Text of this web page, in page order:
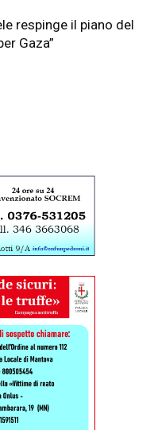
respinge il piano del
Gaza”